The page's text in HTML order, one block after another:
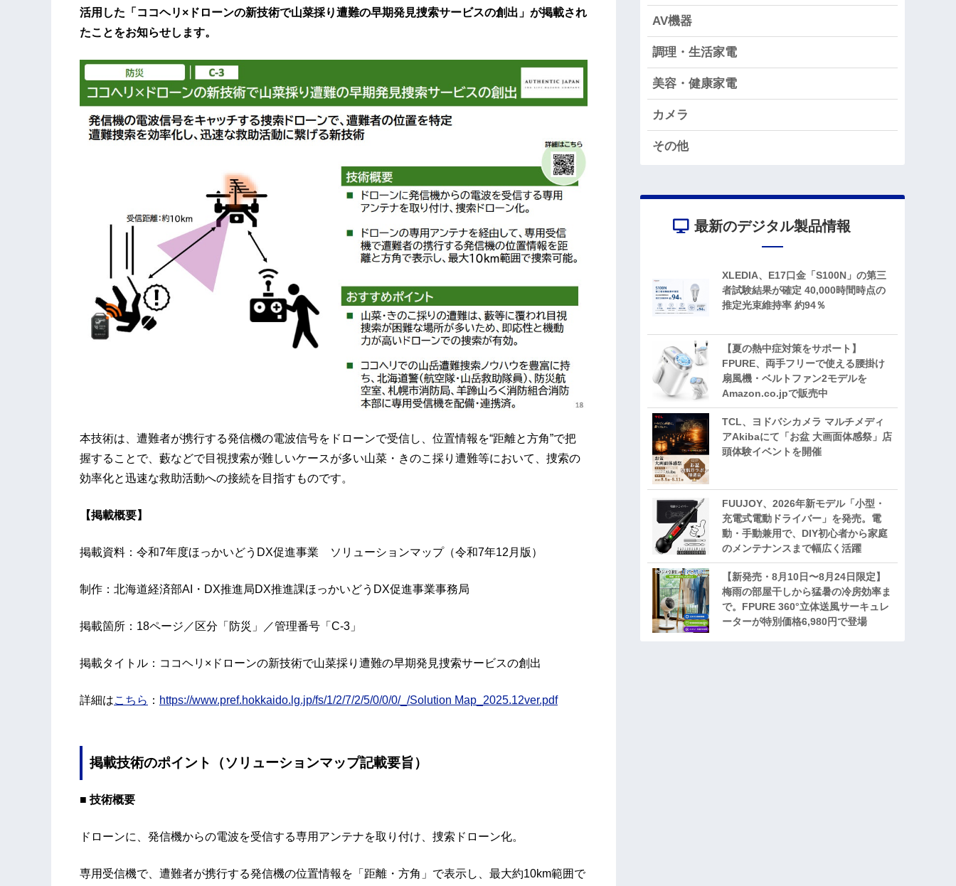
活用した「ココヘリ×ドローンの新技術で山菜採り遭難の早期発見捜索サービスの創出」が掲載され
たことをお知らせします。
本技術は、遭難者が携行する発信機の電波信号をドローンで受信し、位置情報を“距離と方角”で把
握することで、藪などで目視捜索が難しいケースが多い山菜・きのこ採り遭難等において、捜索の
効率化と迅速な救助活動への接続を目指すものです。
【掲載概要】
掲載資料：令和7年度ほっかいどうDX促進事業 ソリューションマップ（令和7年12月版）
制作：北海道経済部AI・DX推進局DX推進課ほっかいどうDX促進事業事務局
掲載箇所：18ページ／区分「防災」／管理番号「C-3」
掲載タイトル：ココヘリ×ドローンの新技術で山菜採り遭難の早期発見捜索サービスの創出
詳細はこちら ： https://www.pref.hokkaido.lg.jp/fs/1/2/7/2/5/0/0/0/_/Solution Map_2025.12ver.pdf
掲載技術のポイント（ソリューションマップ記載要旨）
■ 技術概要
ドローンに、発信機からの電波を受信する専用アンテナを取り付け、捜索ドローン化。
専用受信機で、遭難者が携行する発信機の位置情報を「距離・方角」で表示し、最大約10km範囲で
AV機器
調理・生活家電
美容・健康家電
カメラ
その他
最新のデジタル製品情報
XLEDIA、E17口金「S100N」の第三
者試験結果が確定 40,000時間時点の
推定光束維持率 約94％
【夏の熱中症対策をサポート】
FPURE、両手フリーで使える腰掛け
扇風機・ベルトファン2モデルを
Amazon.co.jpで販売中
TCL、ヨドバシカメラ マルチメディ
アAkibaにて「お盆 大画面体感祭」店
頭体験イベントを開催
FUUJOY、2026年新モデル「小型・
充電式電動ドライバー」を発売。電
動・手動兼用で、DIY初心者から家庭
のメンテナンスまで幅広く活躍
【新発売・8月10日〜8月24日限定】
梅雨の部屋干しから猛暑の冷房効率ま
で。FPURE 360°立体送風サーキュレ
ーターが特別価格6,980円で登場